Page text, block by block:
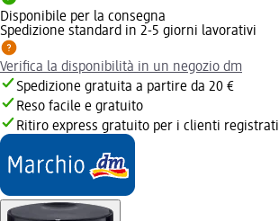
Disponibile per la consegna
Spedizione standard in 2-5 giorni lavorativi
Verifica la disponibilità in un negozio dm
Spedizione gratuita a partire da 20 €
Reso facile e gratuito
Ritiro express gratuito per i clienti registrati